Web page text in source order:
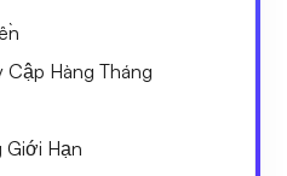
Cập Hàng Tháng
Giới Hạn